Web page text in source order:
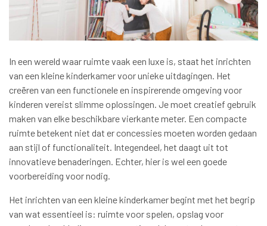
In een wereld waar ruimte vaak een luxe is, staat het inrichten
van een kleine kinderkamer voor unieke uitdagingen. Het
creëren van een functionele en inspirerende omgeving voor
kinderen vereist slimme oplossingen. Je moet creatief gebruik
maken van elke beschikbare vierkante meter. Een compacte
ruimte betekent niet dat er concessies moeten worden gedaan
aan stijl of functionaliteit. Integendeel, het daagt uit tot
innovatieve benaderingen. Echter, hier is wel een goede
voorbereiding voor nodig.
Het inrichten van een kleine kinderkamer begint met het begrip
van wat essentieel is: ruimte voor spelen, opslag voor